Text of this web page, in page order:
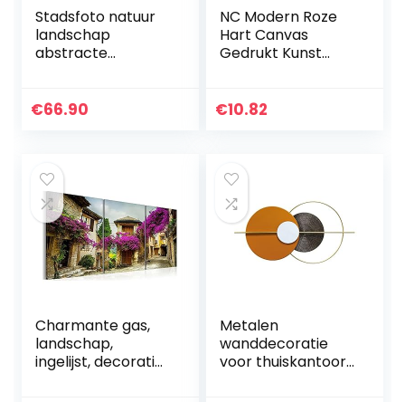
Stadsfoto natuur
landschap
abstracte
canvas schilderij
€66.90
NC Modern Roze
Hart Canvas
Gedrukt Kunst
Niet ingelijst
€10.82
Charmante gas,
landschap,
ingelijst, decoratief
Metalen
wanddecoratie
voor thuiskantoor